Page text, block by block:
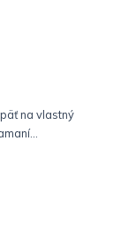
na vlastný